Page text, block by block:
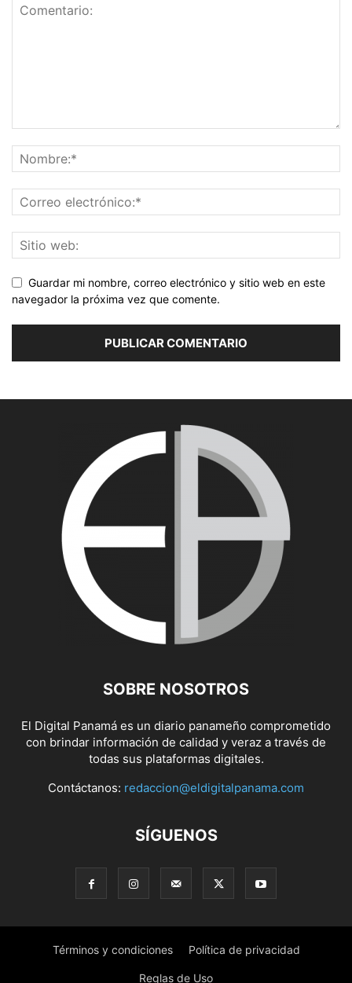
Guardar mi nombre, correo electrónico y sitio web en este
navegador la próxima vez que comente.
SOBRE NOSOTROS
El Digital Panamá es un diario panameño comprometido
con brindar información de calidad y veraz a través de
todas sus plataformas digitales.
Contáctanos: redaccion@eldigitalpanama.com
SÍGUENOS
Términos y condiciones Política de privacidad
Reglas de Uso